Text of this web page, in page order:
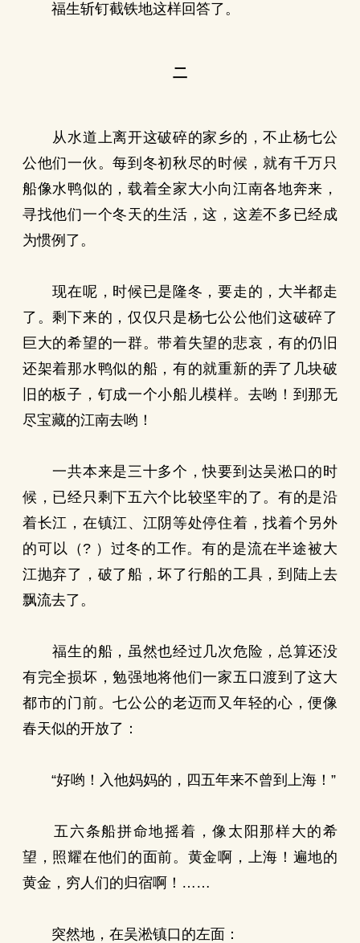
福生斩钉截铁地这样回答了。
二
从水道上离开这破碎的家乡的，不止杨七公
公他们一伙。每到冬初秋尽的时候，就有千万只
船像水鸭似的，载着全家大小向江南各地奔来，
寻找他们一个冬天的生活，这，这差不多已经成
为惯例了。
现在呢，时候已是隆冬，要走的，大半都走
了。剩下来的，仅仅只是杨七公公他们这破碎了
巨大的希望的一群。带着失望的悲哀，有的仍旧
还架着那水鸭似的船，有的就重新的弄了几块破
旧的板子，钉成一个小船儿模样。去哟！到那无
尽宝藏的江南去哟！
一共本来是三十多个，快要到达吴淞口的时
候，已经只剩下五六个比较坚牢的了。有的是沿
着长江，在镇江、江阴等处停住着，找着个另外
的可以（? ）过冬的工作。有的是流在半途被大
江抛弃了，破了船，坏了行船的工具，到陆上去
飘流去了。
福生的船，虽然也经过几次危险，总算还没
有完全损坏，勉强地将他们一家五口渡到了这大
都市的门前。七公公的老迈而又年轻的心，便像
春天似的开放了：
“好哟！入他妈妈的，四五年来不曾到上海！”
五六条船拼命地摇着，像太阳那样大的希
望，照耀在他们的面前。黄金啊，上海！遍地的
黄金，穷人们的归宿啊！……
突然地，在吴淞镇口的左面：